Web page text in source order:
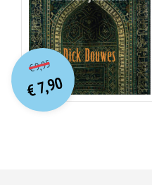
€9,95O
orspr
onkelijke
prijs
was:
€ 9,95.
€7,90
Huidige
prijs
is:
€ 7,90.